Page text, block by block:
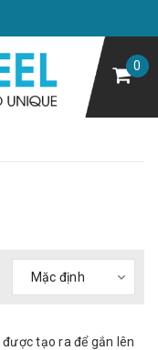
0
được tạo ra để gắn lên